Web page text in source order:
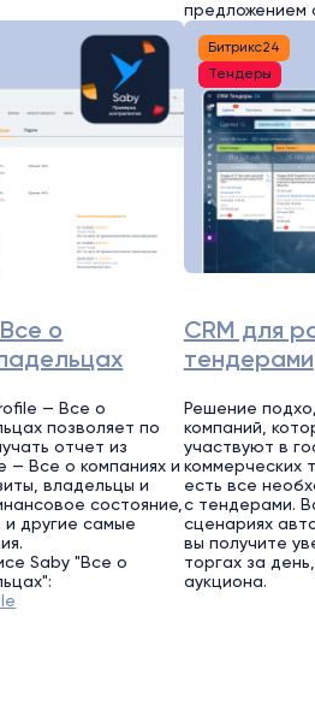
предложением
о
— Все о
позволяет по
отчет из
— Все о компаниях и
владельцы и
состояние,
и другие самые
Saby "Все о
Битрикс24
Тендеры
CRM для
тендерами
Решение
компаний,
участвуют в
коммерческих
есть все
с тендерами.
сценариях
вы получите
торгах за
аукциона.